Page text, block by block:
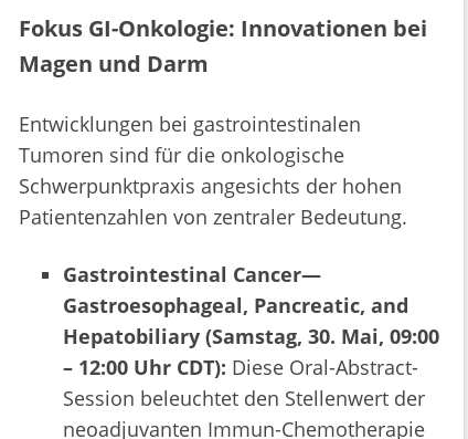
Fokus GI-Onkologie: Innovationen bei
Magen und Darm
Entwicklungen bei gastrointestinalen
Tumoren sind für die onkologische
Schwerpunktpraxis angesichts der hohen
Patientenzahlen von zentraler Bedeutung.
Gastrointestinal Cancer—
Gastroesophageal, Pancreatic, and
Hepatobiliary (Samstag, 30. Mai, 09:00
– 12:00 Uhr CDT): Diese Oral-Abstract-
Session beleuchtet den Stellenwert der
neoadjuvanten Immun-Chemotherapie